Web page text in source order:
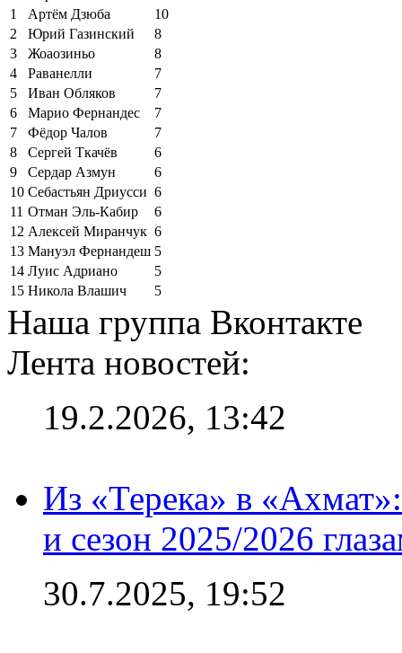
1
Артём Дзюба
10
2
Юрий Газинский
8
3
Жоаозиньо
8
4
Раванелли
7
5
Иван Обляков
7
6
Марио Фернандес
7
7
Фёдор Чалов
7
8
Сергей Ткачёв
6
9
Сердар Азмун
6
10 Себастьян Дриусси 6
11 Отман Эль-Кабир
6
12 Алексей Миранчук 6
13 Мануэл Фернандеш 5
14 Луис Адриано
5
15 Никола Влашич 5
Наша группа Вконтакте
Лента новостей:
19.2.2026, 13:42
Из «Терека» в
и сезон 2025/2026
30.7.2025, 19:52